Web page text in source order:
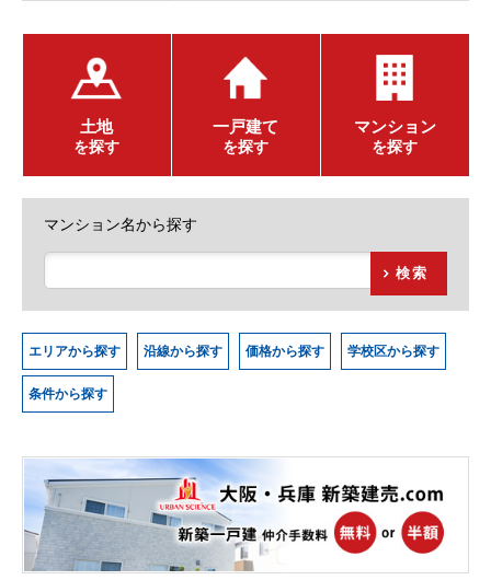
土地
を探す
一戸建て
を探す
マンション
を探す
マンション名から探す
検索
エリアから探す 沿線から探す 価格から探す 学校区から探す
条件から探す